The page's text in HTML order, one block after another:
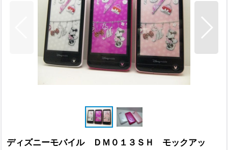
ディズニーモバイル ＤＭ０１３ＳＨ モックアッ